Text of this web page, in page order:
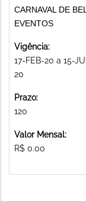
CARNAVAL DE
EVENTOS
Vigência:
17-FEB-20 a 15-
20
Prazo:
120
Valor Mensal:
R$ 0.00